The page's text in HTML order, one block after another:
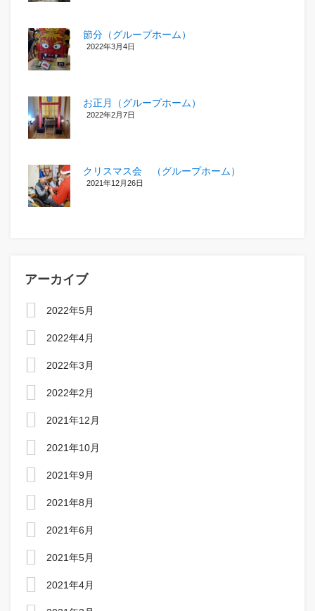
節分（グループホーム）
2022年3月4日
お正月（グループホーム）
2022年2月7日
クリスマス会 （グループホーム）
2021年12月26日
アーカイブ
2022年5月
2022年4月
2022年3月
2022年2月
2021年12月
2021年10月
2021年9月
2021年8月
2021年6月
2021年5月
2021年4月